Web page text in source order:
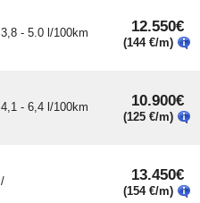
3,8 - 5.0 l/100km 12.550€
(144 €/m)
4,1 - 6,4 l/100km 10.900€
(125 €/m)
/ 13.450€
(154 €/m)